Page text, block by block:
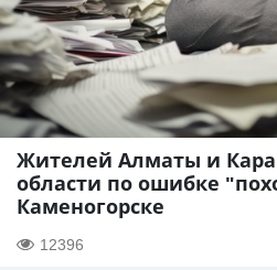
Жителей Алматы и
области по ошибке
Каменогорске
12396